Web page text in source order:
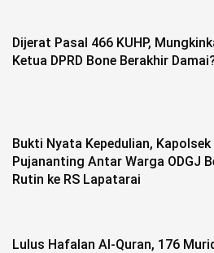
Dijerat Pasal 466 KUHP,
Ketua DPRD Bone Berakhir
Bukti Nyata Kepedulian, Kapolsek
Pujananting Antar Warga ODGJ
Rutin ke RS Lapatarai
Lulus Hafalan Al-Quran, 176